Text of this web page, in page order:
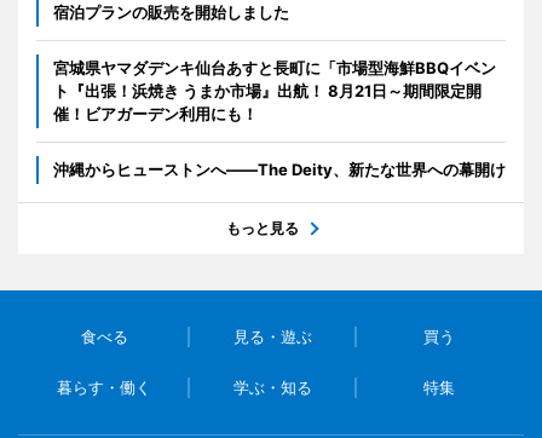
宿泊プランの販売を開始しました
宮城県ヤマダデンキ仙台あすと長町に「市場型海鮮BBQイベン
ト『出張！浜焼き うまか市場』出航！ 8月21日～期間限定開
催！ビアガーデン利用にも！
沖縄からヒューストンへ――The Deity、新たな世界への幕開け
もっと見る
食べる 見る・遊ぶ 買う
暮らす・働く 学ぶ・知る 特集